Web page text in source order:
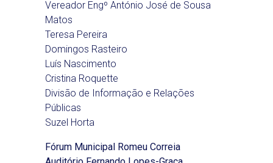
Vereador Engº António José de Sousa
Matos
Teresa Pereira
Domingos Rasteiro
Luís Nascimento
Cristina Roquette
Divisão de Informação e Relações
Públicas
Suzel Horta
Fórum Municipal Romeu Correia